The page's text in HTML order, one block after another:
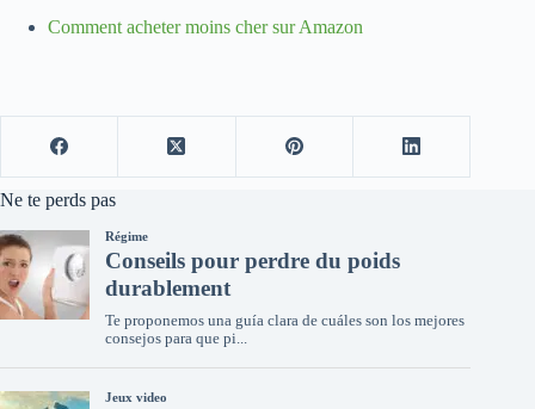
Comment acheter moins cher sur Amazon
Ne te perds pas